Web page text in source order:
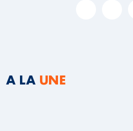
A LA UNE